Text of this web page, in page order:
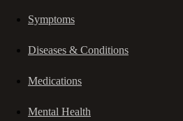
Symptoms
Diseases & Conditions
Medications
Mental Health